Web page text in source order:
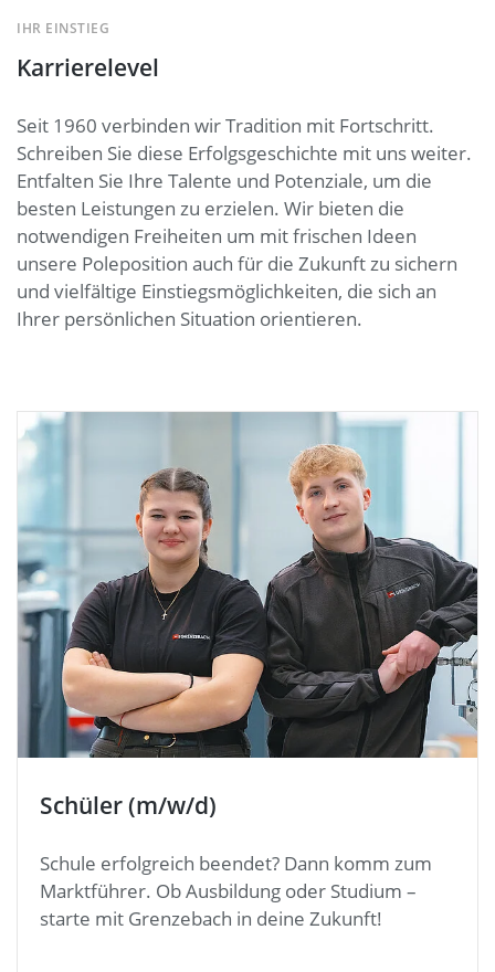
Karrierelevel
IHR EINSTIEG
Seit 1960 verbinden wir Tradition mit Fortschritt.
Schreiben Sie diese Erfolgsgeschichte mit uns weiter.
Entfalten Sie Ihre Talente und Potenziale, um die
besten Leistungen zu erzielen. Wir bieten die
notwendigen Freiheiten um mit frischen Ideen
unsere Poleposition auch für die Zukunft zu sichern
und vielfältige Einstiegsmöglichkeiten, die sich an
Ihrer persönlichen Situation orientieren.
Schüler (m/w/d)
Schule erfolgreich beendet? Dann komm zum
Marktführer. Ob Ausbildung oder Studium –
starte mit Grenzebach in deine Zukunft!